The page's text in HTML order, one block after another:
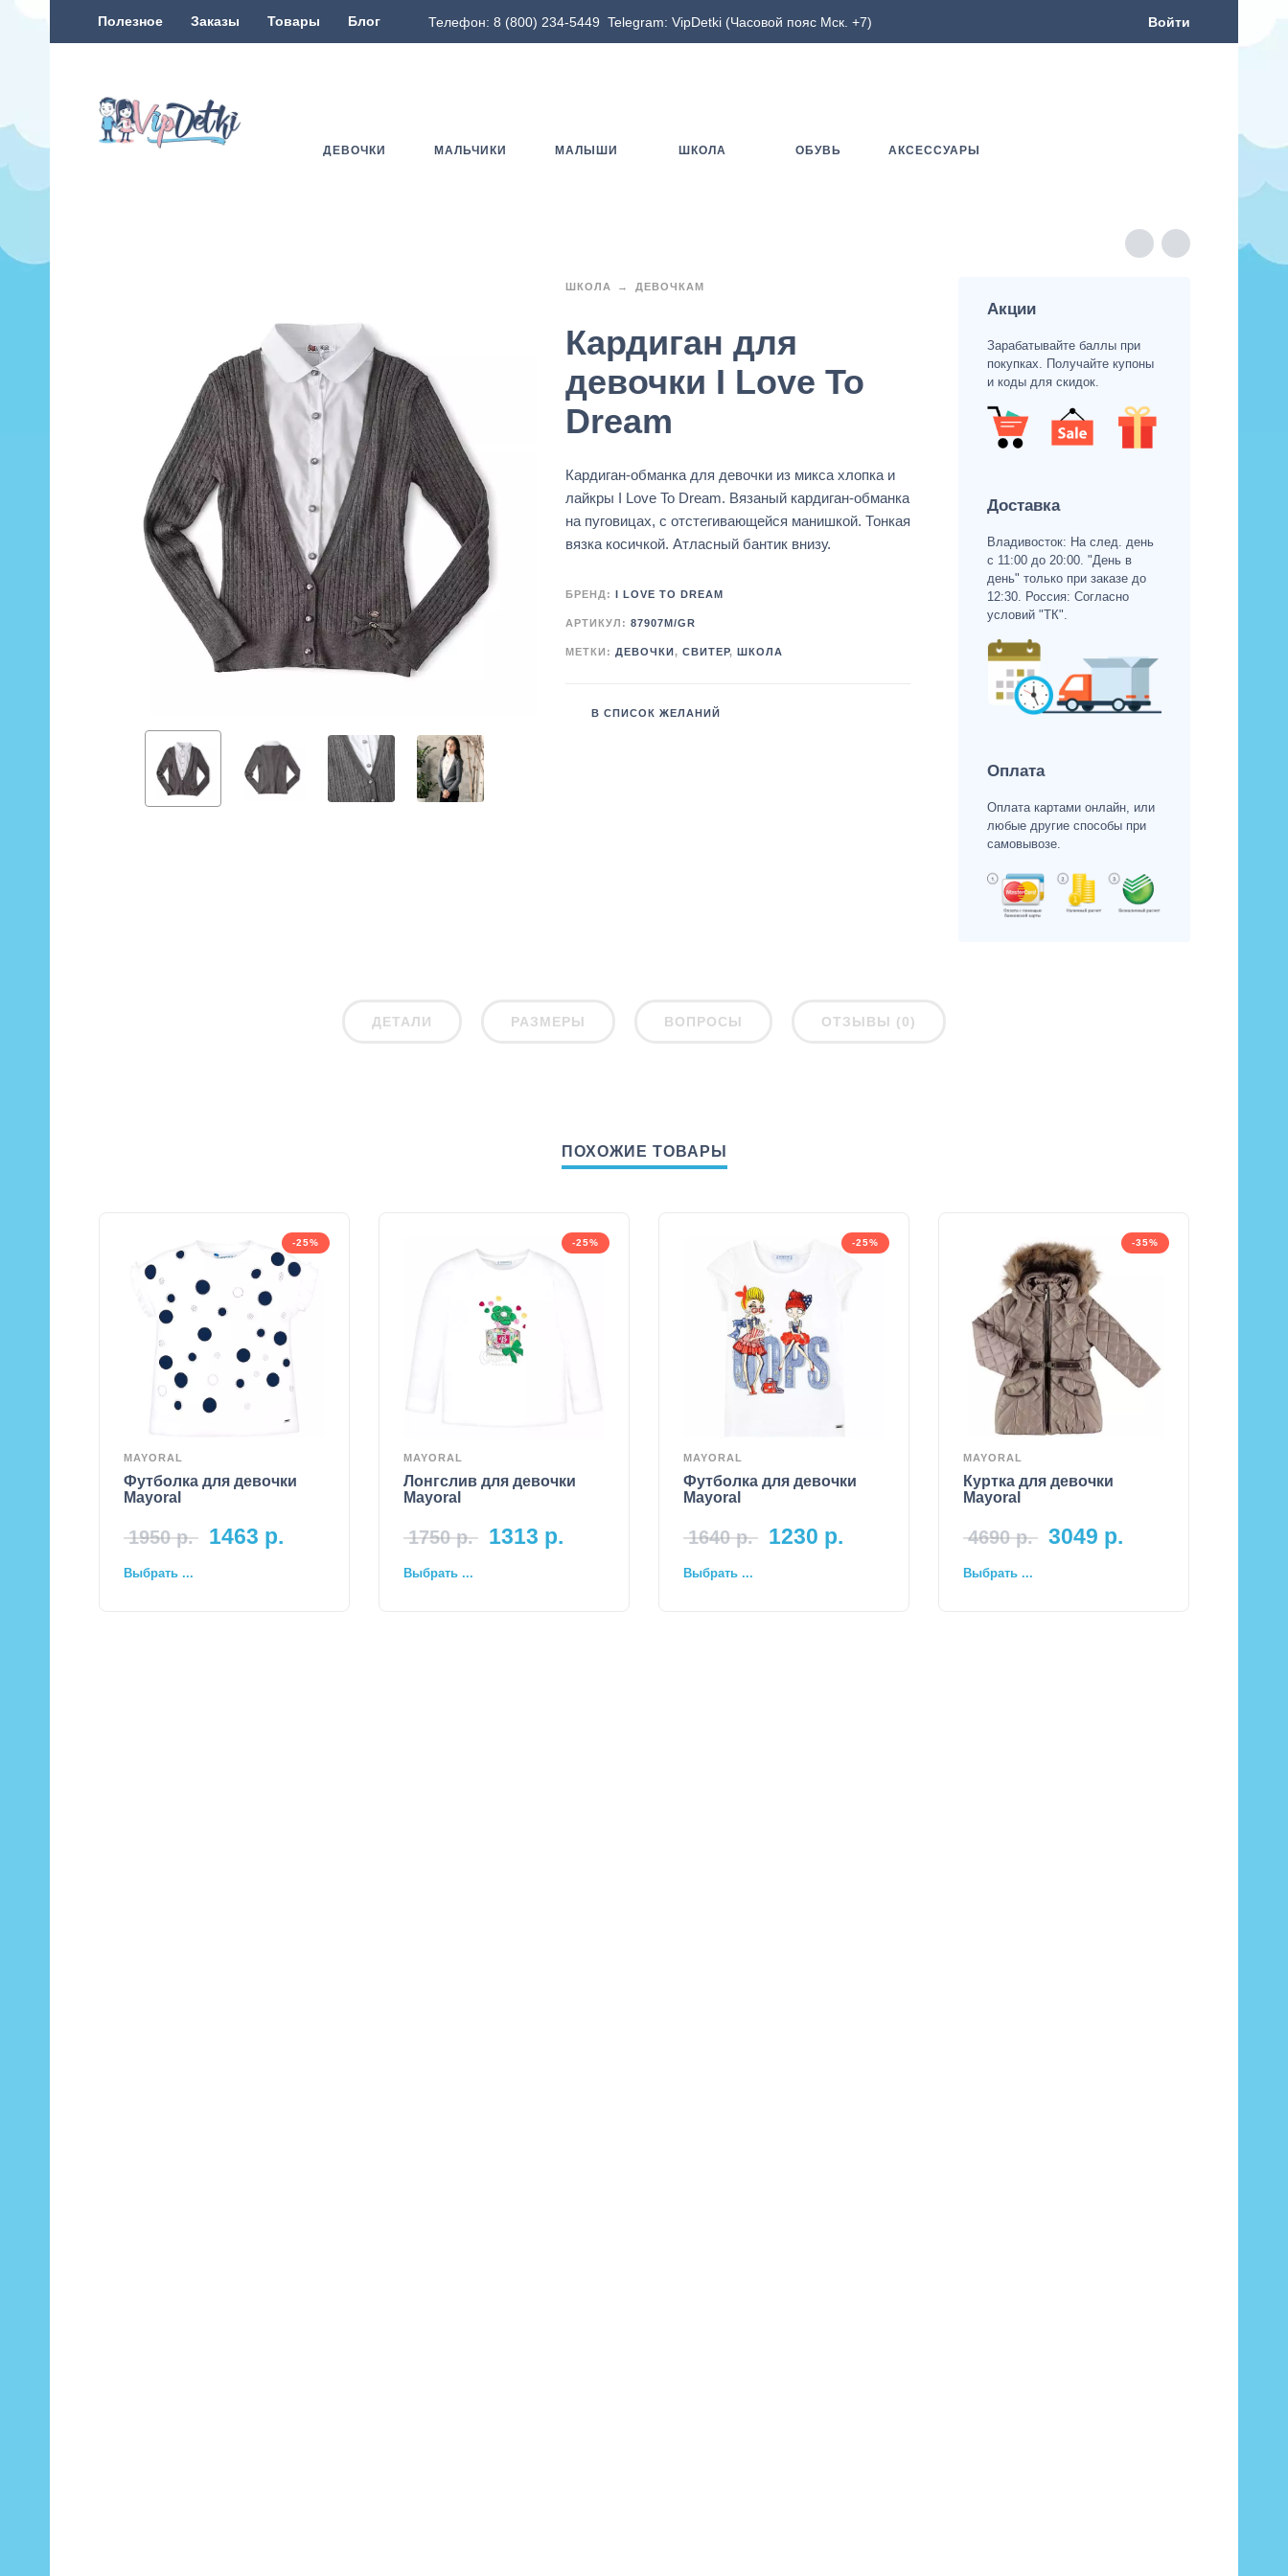
Полезное Заказы Товары Блог Телефон: 8 (800) 234-5449 Telegram: VipDetki (Часовой пояс Мск. +7) Войти
ДЕВОЧКИ МАЛЬЧИКИ МАЛЫШИ ШКОЛА ОБУВЬ АКСЕССУАРЫ
ШКОЛА ДЕВОЧКАМ
Кардиган для
девочки I Love To
Dream
Кардиган-обманка для девочки из микса хлопка и
лайкры I Love To Dream. Вязаный кардиган-обманка
на пуговицах, с отстегивающейся манишкой. Тонкая
вязка косичкой. Атласный бантик внизу.
БРЕНД: I LOVE TO DREAM
АРТИКУЛ: 87907M/GR
МЕТКИ: ДЕВОЧКИ , СВИТЕР, ШКОЛА
В СПИСОК ЖЕЛАНИЙ
Акции
Зарабатывайте баллы при
покупках. Получайте купоны
и коды для скидок.
Доставка
Владивосток: На след. день
с 11:00 до 20:00. "День в
день" только при заказе до
12:30. Россия: Согласно
условий "ТК".
Оплата
Оплата картами онлайн, или
любые другие способы при
самовывозе.
ДЕТАЛИ РАЗМЕРЫ ВОПРОСЫ ОТЗЫВЫ (0)
ПОХОЖИЕ ТОВАРЫ
-25%
MAYORAL
Футболка для девочки
Mayoral
1950р. 1463 р.
Выбрать ...
-25%
MAYORAL
Лонгслив для девочки
Mayoral
1750р. 1313 р.
Выбрать ...
-25%
MAYORAL
Футболка для девочки
Mayoral
1640р. 1230 р.
Выбрать ...
-35%
MAYORAL
Куртка для девочки
Mayoral
4690р. 3049 р.
Выбрать ...